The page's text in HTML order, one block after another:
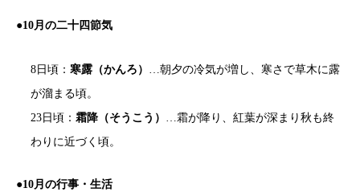
●10月の二十四節気
8日頃：寒露（かんろ） …朝夕の冷気が増し、寒さで草木に露
が溜まる頃。
23日頃：霜降（そうこう） …霜が降り、紅葉が深まり秋も終
わりに近づく頃。
●10月の行事・生活